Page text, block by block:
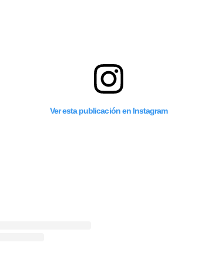
Ver esta publicación en Instagram